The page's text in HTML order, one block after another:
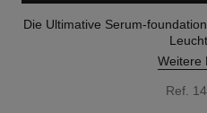
Die Ultimative Serum-
Weitere
Ref.